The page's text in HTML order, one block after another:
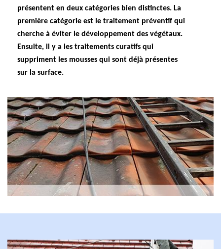
présentent en deux catégories bien distinctes. La
première catégorie est le traitement préventif qui
cherche à éviter le développement des végétaux.
Ensuite, il y a les traitements curatifs qui
suppriment les mousses qui sont déjà présentes
sur la surface.